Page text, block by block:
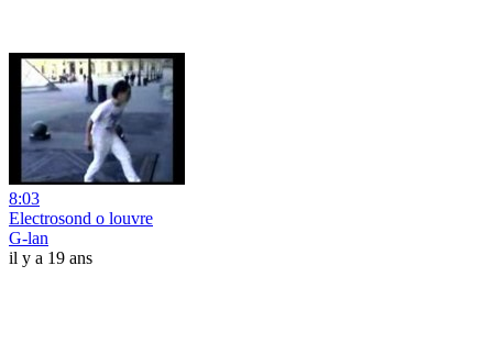
8:03
Electrosond o louvre
G-lan
il y a 19 ans